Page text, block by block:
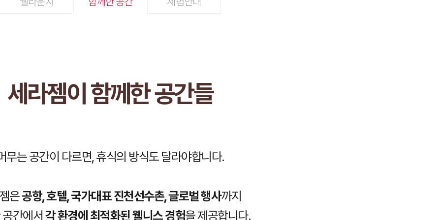
세라젬이 함께한 공간들
무는 공간이 다르면, 휴식의 방식도 달라야합니다.
은공항, 호텔, 국가대표 진천선수촌, 글로벌 행사까지
간에서 각 환경에 최적화된 웰니스 경험을 제공합니다.